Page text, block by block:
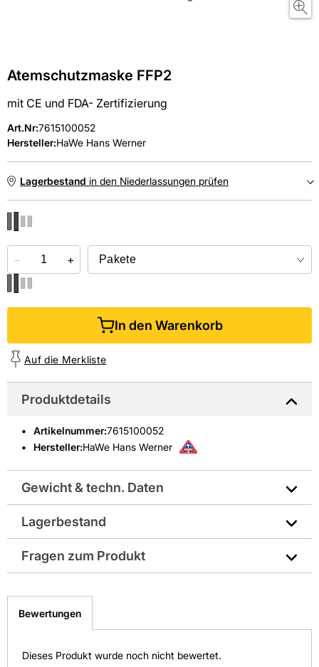
Atemschutzmaske FFP2
mit CE und FDA- Zertifizierung
Art.Nr:7615100052
Hersteller:HaWe Hans Werner
Lagerbestand in den Niederlassungen prüfen
Online kaufen &kostenlos
− +
In den Warenkorb
Auf die Merkliste
Produktdetails
Artikelnummer:7615100052
Hersteller:HaWe Hans Werner
Gewicht & techn. Daten
Hersteller-Art.-Nr.: 8550.5
EAN: 4011333855058, 2100007349497
Lagerbestand
Fragen zum Produkt
weitergeleitet zu werden. Wir werden Ihre Anfrage
schnellstmöglich bearbeiten.
Bewertungen
Dieses Produkt wurde noch nicht bewertet.